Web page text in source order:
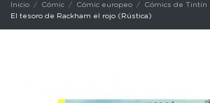
Inicio Cómic Cómic europeo Cómics de Tintín
El tesoro de Rackham el rojo (Rústica)